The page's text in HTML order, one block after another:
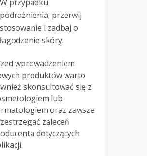
W przypadku
podrażnienia, przerwij
stosowanie i zadbaj o
łagodzenie skóry.
wprowadzeniem
produktów warto
skonsultować się z
lub
oraz zawsze
zaleceń
dotyczących